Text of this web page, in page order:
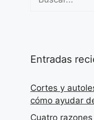
Entradas
Cortes y
cómo ayudar
Cuatro